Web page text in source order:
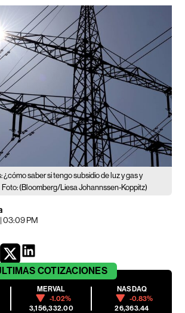
¿cómo saber si tengo subsidio de luz y gas y
Foto: (Bloomberg/Liesa Johannssen-Koppitz)
03:09 PM
COTIZACIONES
MERVAL
-1.02%
3,156,332.00
NASDAQ
-0.83%
26,363.44